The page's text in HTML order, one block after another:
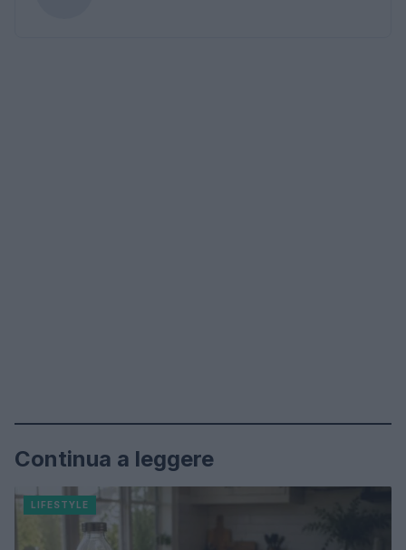
Continua a leggere
LIFESTYLE